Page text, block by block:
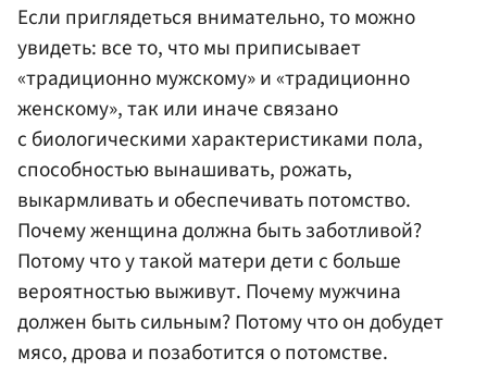
Если приглядеться внимательно, то можно
увидеть: все то, что мы приписывает
«традиционно мужскому» и «традиционно
женскому», так или иначе связано
с биологическими характеристиками пола,
способностью вынашивать, рожать,
выкармливать и обеспечивать потомство.
Почему женщина должна быть заботливой?
Потому что у такой матери дети с больше
вероятностью выживут. Почему мужчина
должен быть сильным? Потому что он добудет
мясо, дрова и позаботится о потомстве.